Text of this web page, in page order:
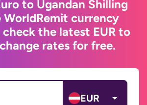
to Ugandan Shilling
currency
the latest EUR to
rates for free.
EUR